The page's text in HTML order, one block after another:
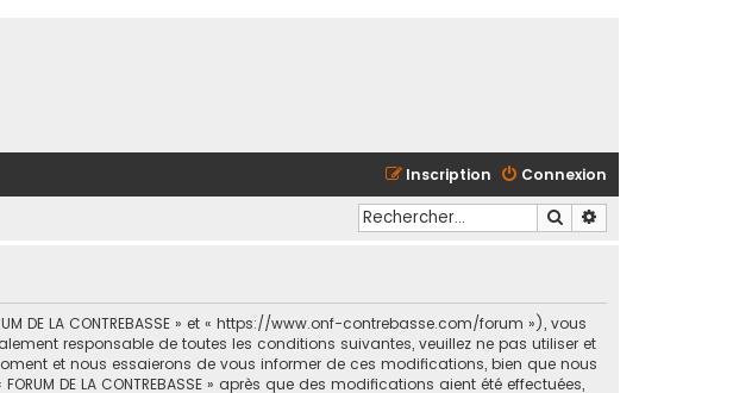
Connexion
Inscription
Rechercher
DE LA CONTREBASSE » et « https://www.onf-contrebasse.com/forum »), vous
responsable de toutes les conditions suivantes, veuillez ne pas utiliser et
et nous essaierons de vous informer de ces modifications, bien que nous
DE LA CONTREBASSE » après que des modifications aient été effectuées,